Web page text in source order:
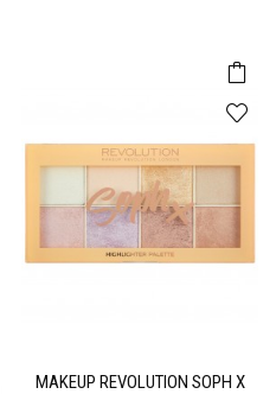
MAKEUP REVOLUTION SOPH X